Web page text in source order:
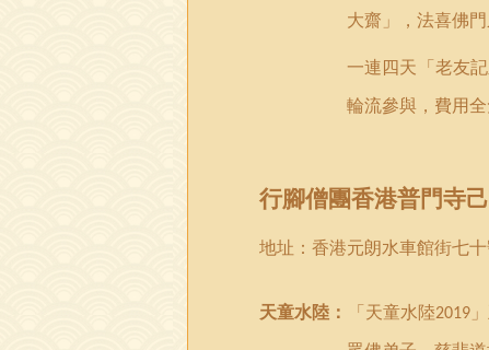
大齋」，法喜佛
一連四天「老友
輪流參與，費用全
行腳僧團香港普門寺
地址： 香港元朗水車館街七
天童水陸： 「天童水陸2019